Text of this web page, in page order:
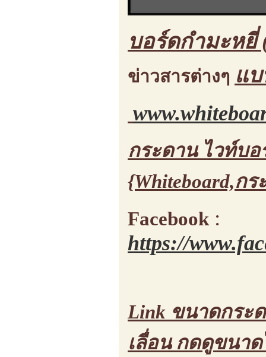
บอร์ดกำมะหยี่
ข่าวสารต่างๆ แ
กระดาน ไวท์บ
{Whiteboard,ก
Facebook :
https://
Link ขนาดกระ
เลื่อน กดดูขนาด